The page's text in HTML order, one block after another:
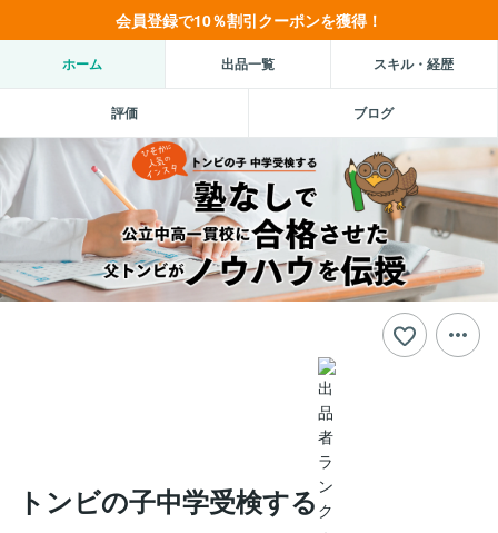
会員登録で10％割引クーポンを獲得！
ホーム 出品一覧 スキル・経歴
評価 ブログ
トンビの子中学受検する